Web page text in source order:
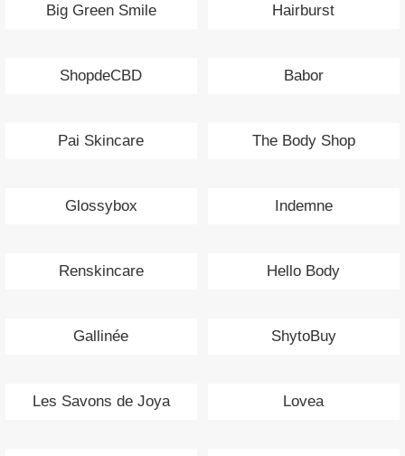
Big Green Smile Hairburst
ShopdeCBD Babor
Pai Skincare The Body Shop
Glossybox Indemne
Renskincare Hello Body
Gallinée ShytoBuy
Les Savons de Joya Lovea